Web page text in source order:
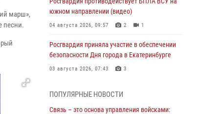
марш»,
песни.
южном направлении (видео)
04 августа 2026, 09:57 2 1
Росгвардия приняла участие в обеспечении
безопасности Дня города в Екатеринбурге
03 августа 2026, 07:43 3
межведомственном антитеррористическом
учении в Свердловской области
ПОПУЛЯРНЫЕ НОВОСТИ
Связь – это основа управления войсками: